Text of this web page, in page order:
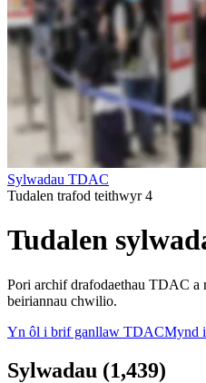
Sylwadau TDAC
Tudalen trafod teithwyr 4
Tudalen
Pori archif drafodaethau TDAC a
beiriannau chwilio.
Yn ôl i brif ganllaw TDACMynd i
Sylwadau (1,439)